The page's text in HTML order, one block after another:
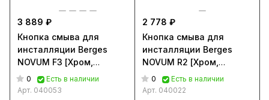
3 889 ₽
Кнопка смыва для
инсталляции Berges
NOVUM F3 [Хром,
040053]
0
Есть в наличии
Арт. 040053
2 778 ₽
Кнопка смыва для
инсталляции Berges
NOVUM R2 [Хром,
040022]
0
Есть в наличии
Арт. 040022